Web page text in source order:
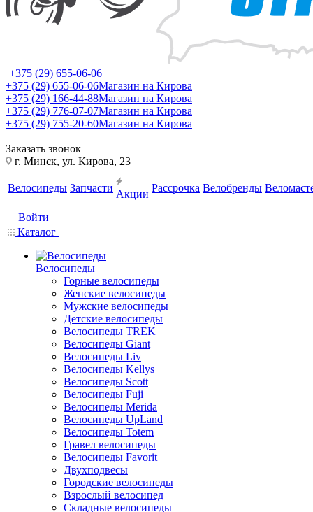
+375 (29) 655-06-06
+375 (29) 655-06-06Магазин на Кирова
+375 (29) 166-44-88Магазин на Кирова
+375 (29) 776-07-07Магазин на Кирова
+375 (29) 755-20-60Магазин на Кирова
Заказать звонок
г. Минск, ул. Кирова, 23
Велосипеды Запчасти
Акции
Рассрочка Велобренды
Войти
Каталог
Велосипеды
Горные велосипеды
Женские велосипеды
Мужские велосипеды
Детские велосипеды
Велосипеды TREK
Велосипеды Giant
Велосипеды Liv
Велосипеды Kellys
Велосипеды Scott
Велосипеды Fuji
Велосипеды Merida
Велосипеды UpLand
Велосипеды Totem
Гравел велосипеды
Велосипеды Favorit
Двухподвесы
Городские велосипеды
Взрослый велосипед
Складные велосипеды